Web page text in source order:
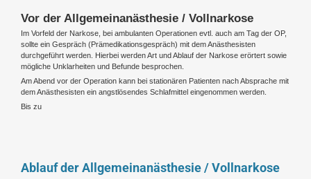
Vor der Allgemeinanästhesie / Vollnarkose
Im Vorfeld der Narkose, bei ambulanten Operationen evtl. auch am Tag der OP,
sollte ein Gespräch (Prämedikationsgespräch) mit dem Anästhesisten
durchgeführt werden. Hierbei werden Art und Ablauf der Narkose erörtert sowie
mögliche Unklarheiten und Befunde besprochen.
Am Abend vor der Operation kann bei stationären Patienten nach Absprache mit
dem Anästhesisten ein angstlösendes Schlafmittel eingenommen werden.
Bis zu
Ablauf der Allgemeinanästhesie / Vollnarkose